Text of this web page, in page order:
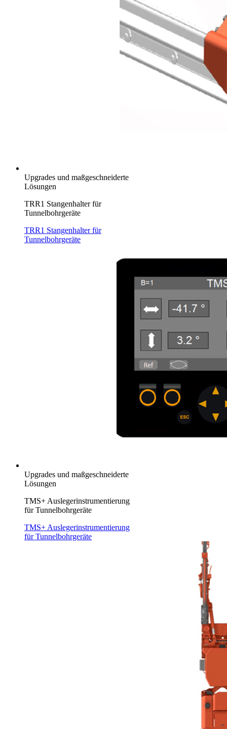
Upgrades und maßgeschneiderte
Lösungen
TRR1 Stangenhalter für
Tunnelbohrgeräte
TRR1 Stangenhalter für
Tunnelbohrgeräte
Upgrades und maßgeschneiderte
Lösungen
TMS+ Auslegerinstrumentierung
für Tunnelbohrgeräte
TMS+ Auslegerinstrumentierung
für Tunnelbohrgeräte